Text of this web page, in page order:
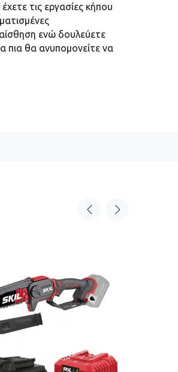
τις εργασίες κήπου
ενώ δουλεύετε
πια θα ανυπομονείτε να